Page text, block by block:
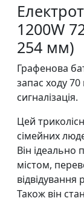
1200W
254 мм)
Графенова
запас ходу 70
сигналізація.
Цей
сімейних
Він ідеально
містом,
Також він